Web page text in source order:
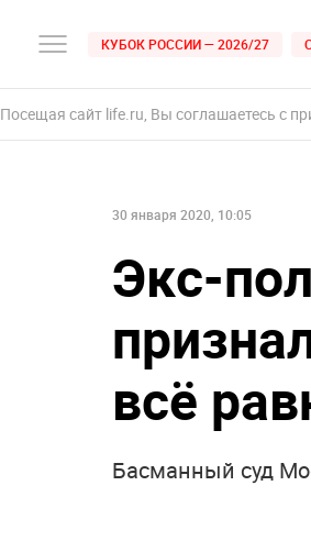
КУБОК РОССИИ — 2026/27
Посещая сайт life.ru, Вы соглашаетесь с
30 января 2020, 10:05
Экс-
всё
Басманный суд